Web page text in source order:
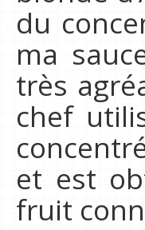
du
ma
très
chef
et est
fruit